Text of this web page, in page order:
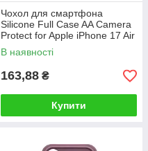
Чохол для смартфона
Silicone Full Case AA Camera
Protect for Apple iPhone 17 Air
4,Yellow
В наявності
163,88 ₴
Купити